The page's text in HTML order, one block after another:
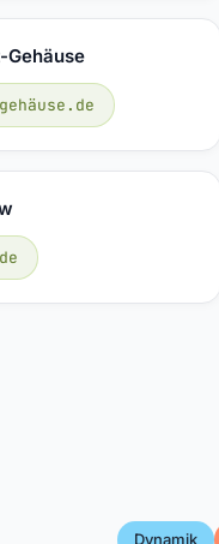
Gehäuse
Dynamik